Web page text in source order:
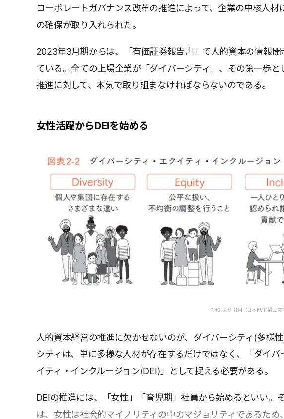
コーポレートガバナンス改革の推進によって、企業の中核人材
の確保が取り入れられた。
2023年3月期からは、「有価証券報告書」で人的資本の情報開
ている。全ての上場企業が「ダイバーシティ」、その第一歩と
推進に対して、本気で取り組まなければならないのである。
女性活躍からDEIを始める
P.40 より引用（日本能率協会マ
人的資本経営の推進に欠かせないのが、ダイバーシティ(多様
シティは、単に多様な人材が存在するだけではなく、「ダイバ
イティ・インクルージョン(DEI)」として捉える必要がある。
DEIの推進には、「女性」「育児期」社員から始めるといい。
は、女性は社会的マイノリティの中のマジョリティであるため